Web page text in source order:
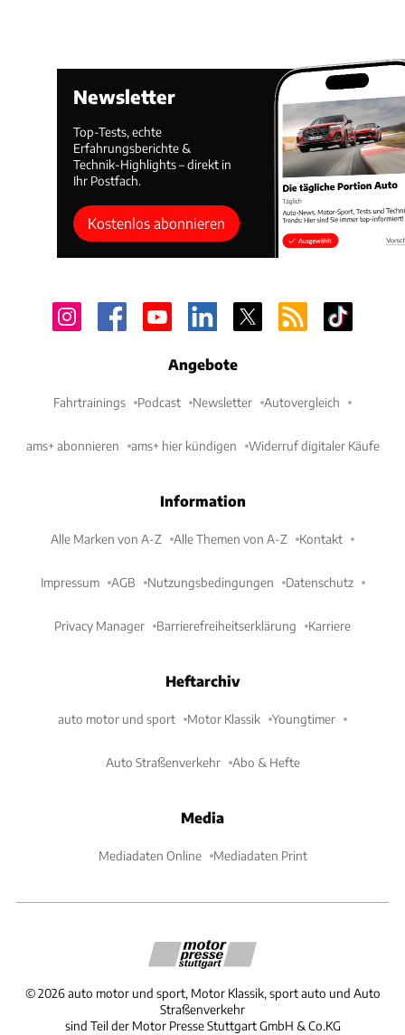
Newsletter
Top-Tests, echte
Erfahrungsberichte &
Technik-Highlights – direkt in
Ihr Postfach.
Kostenlos abonnieren
Angebote
Fahrtrainings Podcast Newsletter Autovergleich
ams+ abonnieren ams+ hier kündigen Widerruf digitaler Käufe
Information
Alle Marken von A-Z Alle Themen von A-Z Kontakt
Impressum AGB Nutzungsbedingungen Datenschutz
Privacy Manager Barrierefreiheitserklärung Karriere
Heftarchiv
auto motor und sport Motor Klassik Youngtimer
Auto Straßenverkehr Abo & Hefte
Media
Mediadaten Online Mediadaten Print
©2026 auto motor und sport, Motor Klassik, sport auto und Auto
Straßenverkehr
sind Teil der Motor Presse Stuttgart GmbH & Co.KG